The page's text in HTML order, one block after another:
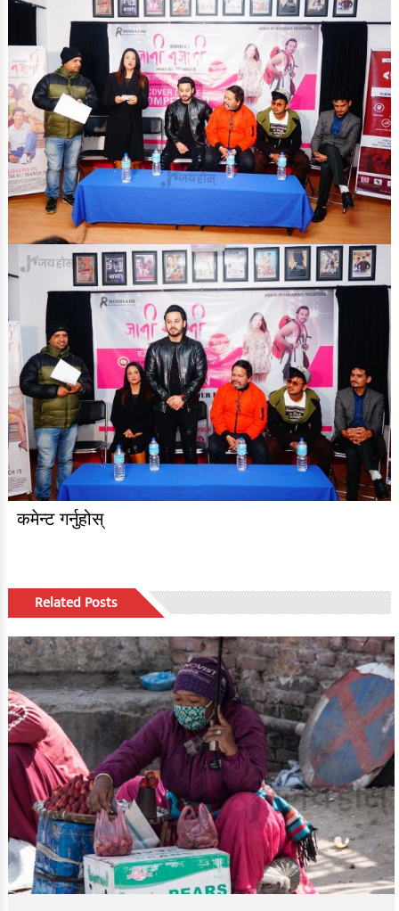
कमेन्ट गर्नुहोस्
Related Posts